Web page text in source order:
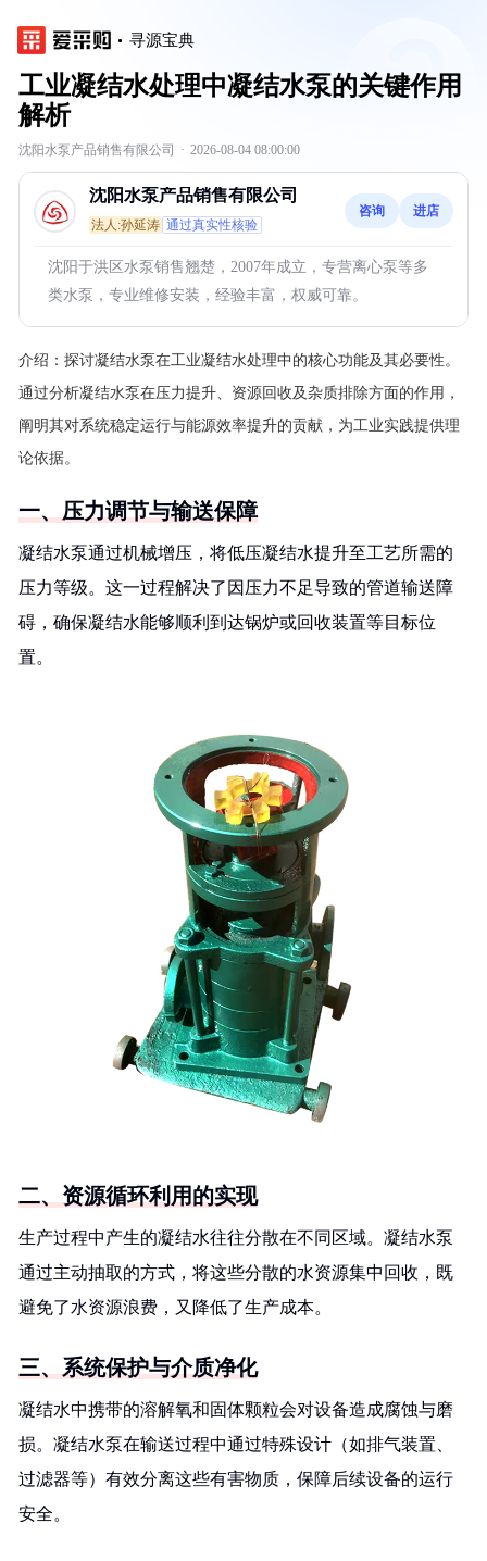
寻源宝典
工业凝结水处理中凝结水泵的关键作用
解析
沈阳水泵产品销售有限公司 · 2026-08-04 08:00:00
沈阳水泵产品销售有限公司
法人:孙延涛 通过真实性核验
咨询 进店
沈阳于洪区水泵销售翘楚，2007年成立，专营离心泵等多
类水泵，专业维修安装，经验丰富，权威可靠。
介绍： 探讨凝结水泵在工业凝结水处理中的核心功能及其必要性。
通过分析凝结水泵在压力提升、资源回收及杂质排除方面的作用，
阐明其对系统稳定运行与能源效率提升的贡献，为工业实践提供理
论依据。
一、压力调节与输送保障
凝结水泵通过机械增压，将低压凝结水提升至工艺所需的
压力等级。这一过程解决了因压力不足导致的管道输送障
碍，确保凝结水能够顺利到达锅炉或回收装置等目标位
置。
二、资源循环利用的实现
生产过程中产生的凝结水往往分散在不同区域。凝结水泵
通过主动抽取的方式，将这些分散的水资源集中回收，既
避免了水资源浪费，又降低了生产成本。
三、系统保护与介质净化
凝结水中携带的溶解氧和固体颗粒会对设备造成腐蚀与磨
损。凝结水泵在输送过程中通过特殊设计（如排气装置、
过滤器等）有效分离这些有害物质，保障后续设备的运行
安全。